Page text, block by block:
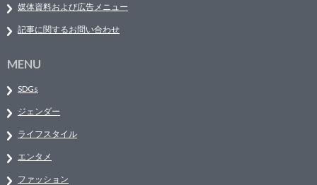
媒体資料および広告メニュー
記事に関するお問い合わせ
MENU
SDGs
ジェンダー
ライフスタイル
エンタメ
ファッション